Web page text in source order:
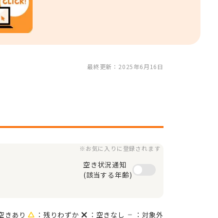
最終更新：2025年6月16日
※お気に入りに登録されます
空き状況通知
(該当する年齢)
きあり ：残りわずか ：空きなし ：対象外